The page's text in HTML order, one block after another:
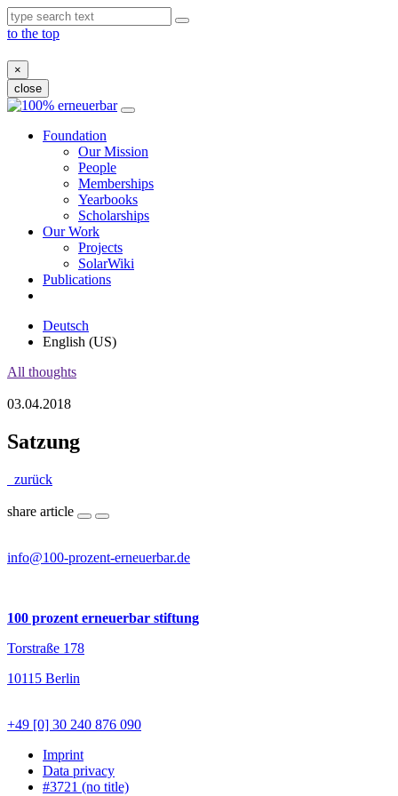
to the top
×
close
Skip
contentFoundation
Our Mission
People
Memberships
Yearbooks
Scholarships
Our Work
Projects
SolarWiki
Publications
Deutsch
English (US)
All thoughts
03.04.2018
Satzung
zurück
share article
info@100-prozent-erneuerbar.de
100 prozent erneuerbar stiftung
Torstraße 178
10115 Berlin
+49 [0] 30 240 876 090
Imprint
Data privacy
#3721 (no title)